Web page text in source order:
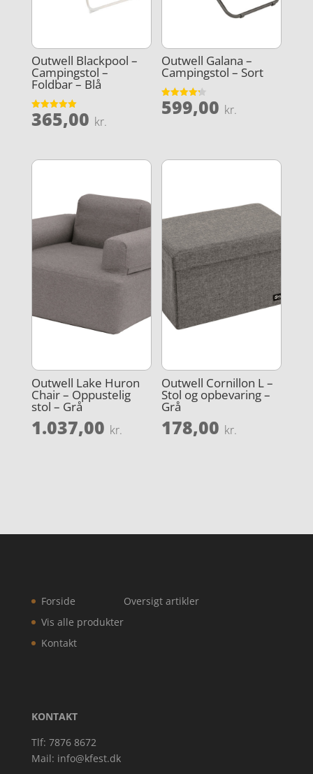
Outwell Blackpool –
Campingstol –
Foldbar – Blå
Vurderet
5
365,00 kr.
Outwell Galana –
Campingstol – Sort
Vurderet
4.2
599,00 kr.
Outwell Lake Huron
Chair – Oppustelig
stol – Grå
1.037,00 kr.
Outwell Cornillon L –
Stol og opbevaring –
Grå
178,00 kr.
Forside
Vis alle produkter
Kontakt
Oversigt artikler
KONTAKT
Tlf: 7876 8672
Mail: info@kfest.dk